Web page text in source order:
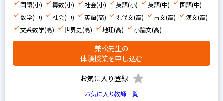
浜学園
希学園
馬淵教室
国語(小) 算数(小) 社会(小) 英語(小) 英語(中)
国語(中)
数学(中)
社会(中) 英語(高) 現代文(高) 古文(高)
漢文(高)
文系数学(高)
世界史(高) 地理(高) 小論文(高)
兼松先生の
体験授業を申し込む
お気に入り登録
お気に入り教師一覧